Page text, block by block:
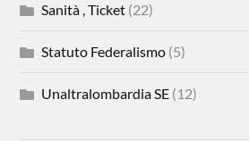
Sanità , Ticket (22)
Statuto Federalismo (5)
Unaltralombardia SE (12)